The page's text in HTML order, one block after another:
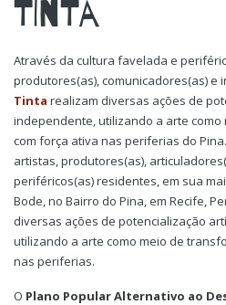
TINTA
Através da cultura favelada e
produtores(as), comunicadores(as) e
Tinta realizam diversas ações de
independente, utilizando a arte
com força ativa nas periferias do
artistas, produtores(as),
periféricos(as) residentes, em sua
Bode, no Bairro do Pina, em Recife,
diversas ações de potencialização
utilizando a arte como meio de
nas periferias.
O Plano Popular Alternativo ao